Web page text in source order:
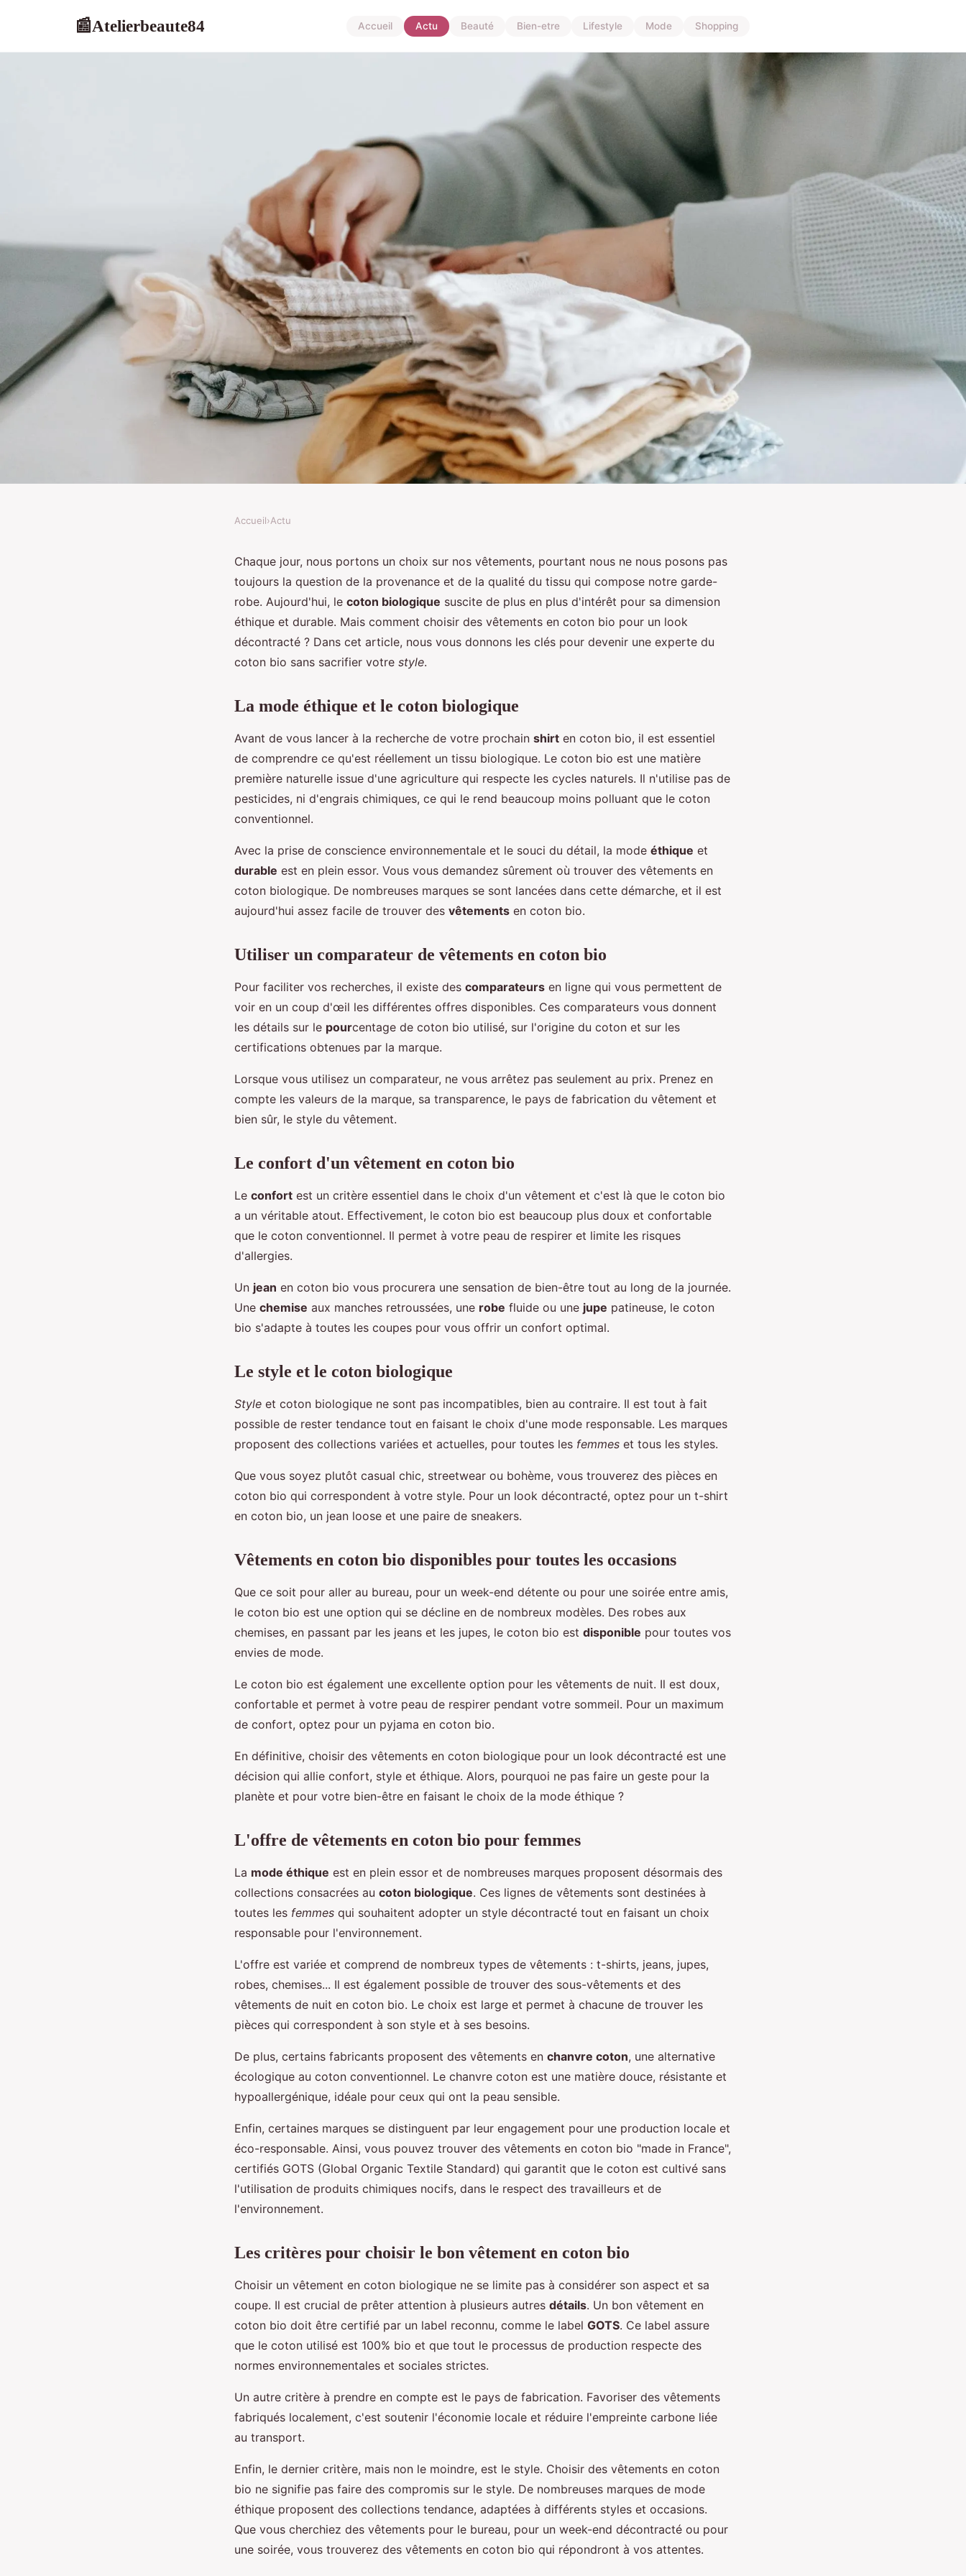
📰Atelierbeaute84 Accueil Actu Beauté Bien-etre Lifestyle Mode Shopping
Comment choisir des vêtements en coton
biologique pour un look décontracté?
Accueil›Actu
Chaque jour, nous portons un choix sur nos vêtements, pourtant nous ne nous posons pas
toujours la question de la provenance et de la qualité du tissu qui compose notre garde-
robe. Aujourd'hui, le coton biologique suscite de plus en plus d'intérêt pour sa dimension
éthique et durable. Mais comment choisir des vêtements en coton bio pour un look
décontracté ? Dans cet article, nous vous donnons les clés pour devenir une experte du
coton bio sans sacrifier votre style.
La mode éthique et le coton biologique
Avant de vous lancer à la recherche de votre prochain shirt en coton bio, il est essentiel
de comprendre ce qu'est réellement un tissu biologique. Le coton bio est une matière
première naturelle issue d'une agriculture qui respecte les cycles naturels. Il n'utilise pas de
pesticides, ni d'engrais chimiques, ce qui le rend beaucoup moins polluant que le coton
conventionnel.
Avec la prise de conscience environnementale et le souci du détail, la mode éthique et
durable est en plein essor. Vous vous demandez sûrement où trouver des vêtements en
coton biologique. De nombreuses marques se sont lancées dans cette démarche, et il est
aujourd'hui assez facile de trouver des vêtements en coton bio.
Utiliser un comparateur de vêtements en coton bio
Pour faciliter vos recherches, il existe des comparateurs en ligne qui vous permettent de
voir en un coup d'œil les différentes offres disponibles. Ces comparateurs vous donnent
les détails sur le pourcentage de coton bio utilisé, sur l'origine du coton et sur les
certifications obtenues par la marque.
Lorsque vous utilisez un comparateur, ne vous arrêtez pas seulement au prix. Prenez en
compte les valeurs de la marque, sa transparence, le pays de fabrication du vêtement et
bien sûr, le style du vêtement.
Le confort d'un vêtement en coton bio
Le confort est un critère essentiel dans le choix d'un vêtement et c'est là que le coton bio
a un véritable atout. Effectivement, le coton bio est beaucoup plus doux et confortable
que le coton conventionnel. Il permet à votre peau de respirer et limite les risques
d'allergies.
Un jean en coton bio vous procurera une sensation de bien-être tout au long de la journée.
Une chemise aux manches retroussées, une robe fluide ou une jupe patineuse, le coton
bio s'adapte à toutes les coupes pour vous offrir un confort optimal.
Le style et le coton biologique
Style et coton biologique ne sont pas incompatibles, bien au contraire. Il est tout à fait
possible de rester tendance tout en faisant le choix d'une mode responsable. Les marques
proposent des collections variées et actuelles, pour toutes les femmes et tous les styles.
Que vous soyez plutôt casual chic, streetwear ou bohème, vous trouverez des pièces en
coton bio qui correspondent à votre style. Pour un look décontracté, optez pour un t-shirt
en coton bio, un jean loose et une paire de sneakers.
Vêtements en coton bio disponibles pour toutes les occasions
Que ce soit pour aller au bureau, pour un week-end détente ou pour une soirée entre amis,
le coton bio est une option qui se décline en de nombreux modèles. Des robes aux
chemises, en passant par les jeans et les jupes, le coton bio est disponible pour toutes vos
envies de mode.
Le coton bio est également une excellente option pour les vêtements de nuit. Il est doux,
confortable et permet à votre peau de respirer pendant votre sommeil. Pour un maximum
de confort, optez pour un pyjama en coton bio.
En définitive, choisir des vêtements en coton biologique pour un look décontracté est une
décision qui allie confort, style et éthique. Alors, pourquoi ne pas faire un geste pour la
planète et pour votre bien-être en faisant le choix de la mode éthique ?
L'offre de vêtements en coton bio pour femmes
La mode éthique est en plein essor et de nombreuses marques proposent désormais des
collections consacrées au coton biologique. Ces lignes de vêtements sont destinées à
toutes les femmes qui souhaitent adopter un style décontracté tout en faisant un choix
responsable pour l'environnement.
L'offre est variée et comprend de nombreux types de vêtements : t-shirts, jeans, jupes,
robes, chemises... Il est également possible de trouver des sous-vêtements et des
vêtements de nuit en coton bio. Le choix est large et permet à chacune de trouver les
pièces qui correspondent à son style et à ses besoins.
De plus, certains fabricants proposent des vêtements en chanvre coton, une alternative
écologique au coton conventionnel. Le chanvre coton est une matière douce, résistante et
hypoallergénique, idéale pour ceux qui ont la peau sensible.
Enfin, certaines marques se distinguent par leur engagement pour une production locale et
éco-responsable. Ainsi, vous pouvez trouver des vêtements en coton bio "made in France",
certifiés GOTS (Global Organic Textile Standard) qui garantit que le coton est cultivé sans
l'utilisation de produits chimiques nocifs, dans le respect des travailleurs et de
l'environnement.
Les critères pour choisir le bon vêtement en coton bio
Choisir un vêtement en coton biologique ne se limite pas à considérer son aspect et sa
coupe. Il est crucial de prêter attention à plusieurs autres détails. Un bon vêtement en
coton bio doit être certifié par un label reconnu, comme le label GOTS. Ce label assure
que le coton utilisé est 100% bio et que tout le processus de production respecte des
normes environnementales et sociales strictes.
Un autre critère à prendre en compte est le pays de fabrication. Favoriser des vêtements
fabriqués localement, c'est soutenir l'économie locale et réduire l'empreinte carbone liée
au transport.
Enfin, le dernier critère, mais non le moindre, est le style. Choisir des vêtements en coton
bio ne signifie pas faire des compromis sur le style. De nombreuses marques de mode
éthique proposent des collections tendance, adaptées à différents styles et occasions.
Que vous cherchiez des vêtements pour le bureau, pour un week-end décontracté ou pour
une soirée, vous trouverez des vêtements en coton bio qui répondront à vos attentes.